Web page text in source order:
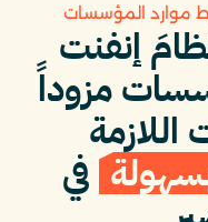
موارد المؤسسات
إنفنت
مزوداً
في